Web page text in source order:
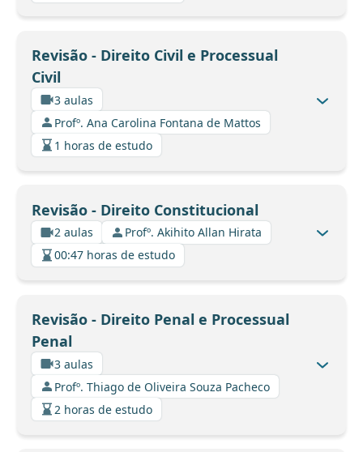
Revisão - Direito Civil e Processual
Civil
3 aulas
Profº. Ana Carolina Fontana de Mattos
1 horas de estudo
Revisão - Direito Constitucional
2 aulas
Profº. Akihito Allan Hirata
00:47 horas de estudo
Revisão - Direito Penal e Processual
Penal
3 aulas
Profº. Thiago de Oliveira Souza Pacheco
2 horas de estudo